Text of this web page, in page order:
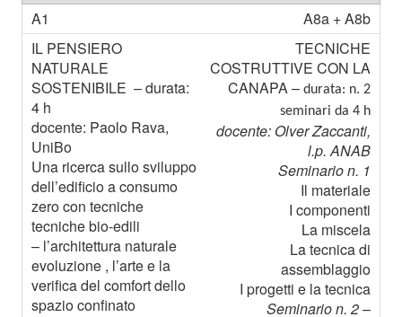
A8a + A8b
TECNICHE
COSTRUTTIVE CON LA
CANAPA – durata: n. 2
seminari da 4 h
docente: Olver Zaccanti,
l.p. ANAB
Seminario n. 1
Il materiale
I componenti
La miscela
La tecnica di
assemblaggio
I progetti e la tecnica
Seminario n. 2–